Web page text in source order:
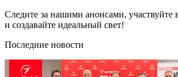
Следите за нашими анонсами, участвуйте
и создавайте идеальный свет!
Последние новости